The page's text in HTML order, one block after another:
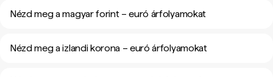
Nézd meg a magyar forint – euró árfolyamokat
Nézd meg a izlandi korona – euró árfolyamokat